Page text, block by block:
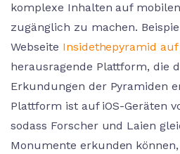
komplexe Inhalten auf
zugänglich zu machen.
Webseite Insidethepyramid auf
herausragende Plattform, die
Erkundungen der Pyramiden
Plattform ist auf iOS-Geräten
sodass Forscher und Laien
Monumente erkunden